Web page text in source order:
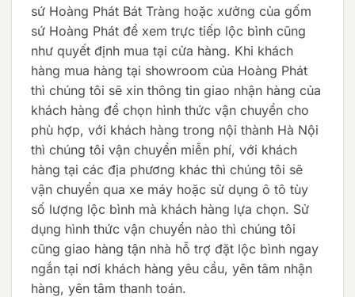
sứ Hoàng Phát Bát Tràng hoặc xưởng của gốm
sứ Hoàng Phát để xem trực tiếp lộc bình cũng
như quyết định mua tại cửa hàng. Khi khách
hàng mua hàng tại showroom của Hoàng Phát
thì chúng tôi sẽ xin thông tin giao nhận hàng của
khách hàng để chọn hình thức vận chuyển cho
phù hợp, với khách hàng trong nội thành Hà Nội
thì chúng tôi vận chuyển miễn phí, với khách
hàng tại các địa phương khác thì chúng tôi sẽ
vận chuyển qua xe máy hoặc sử dụng ô tô tùy
số lượng lộc bình mà khách hàng lựa chọn. Sử
dụng hình thức vận chuyển nào thì chúng tôi
cũng giao hàng tận nhà hỗ trợ đặt lộc bình ngay
ngắn tại nơi khách hàng yêu cầu, yên tâm nhận
hàng, yên tâm thanh toán.